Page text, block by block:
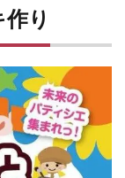
り